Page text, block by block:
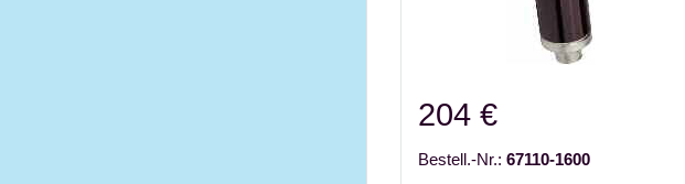
204 €
Bestell.-Nr.: 67110-1600